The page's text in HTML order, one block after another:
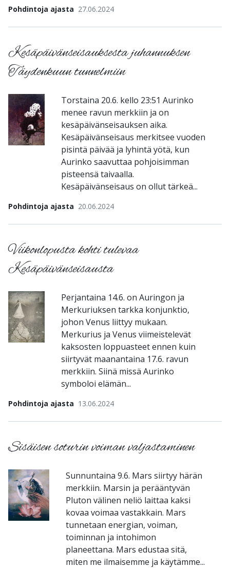
Pohdintoja ajasta 27.06.2024
Pohdintoja ajasta 20.06.2024
Kesäpäivänseisauksesta juhannuksen
Täydenkuun tunnelmiin
Torstaina 20.6. kello 23:51 Aurinko
menee ravun merkkiin ja on
kesäpäivänseisauksen aika.
Kesäpäivänseisaus merkitsee vuoden
pisintä päivää ja lyhintä yötä, kun
Aurinko saavuttaa pohjoisimman
pisteensä taivaalla.
Kesäpäivänseisaus on ollut tärkeä...
Pohdintoja ajasta 13.06.2024
Viikonlopusta kohti tulevaa
Kesäpäivänseisausta
Perjantaina 14.6. on Auringon ja
Merkuriuksen tarkka konjunktio,
johon Venus liittyy mukaan.
Merkurius ja Venus viimeistelevät
kaksosten loppuasteet ennen kuin
siirtyvät maanantaina 17.6. ravun
merkkiin. Siinä missä Aurinko
symboloi elämän...
Sisäisen soturin voiman valjastaminen
Sunnuntaina 9.6. Mars siirtyy härän
merkkiin. Marsin ja perääntyvän
Pluton välinen neliö laittaa kaksi
kovaa voimaa vastakkain. Mars
tunnetaan energian, voiman,
toiminnan ja intohimon
planeettana. Mars edustaa sitä,
miten me ilmaisemme ja käytämme...